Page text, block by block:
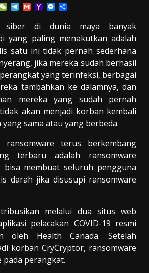
WeChatTelegram
GmailYahoo
Mail
Messenger
siber di dunia maya banyak
yang paling menakutkan adalah
satu ini tidak pernah sederhana
jika mereka sudah berhasil
yang terinfeksi, berbagai
tambahkan ke dalamnya, dan
mereka yang sudah pernah
akan menjadi korban kembali
sama atau yang berbeda.
terus berkembang
terbaru adalah ransomware
bisa membuat seluruh pengguna
darah jika disusupi ransomware
melalui dua situs web
pelacakan COVID-19 resmi
oleh Health Canada. Setelah
korban CryCryptor, ransomware
perangkat.